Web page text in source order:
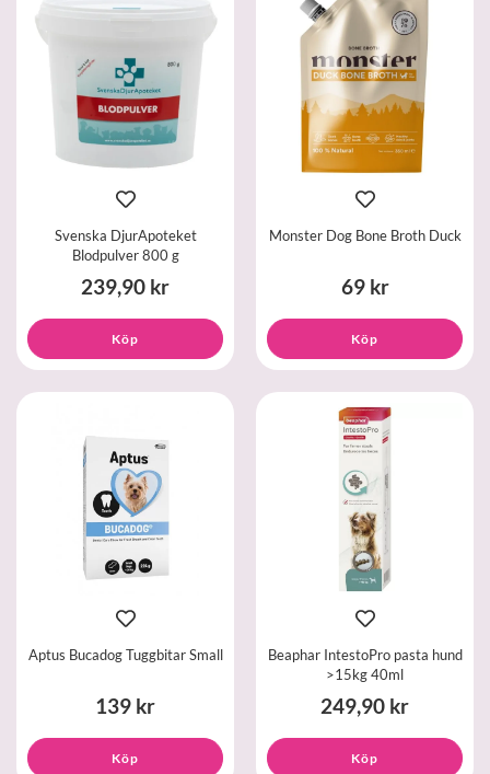
Svenska DjurApoteket
Blodpulver 800 g
239,90 kr
Köp
Monster Dog Bone Broth Duck
69 kr
Köp
Aptus Bucadog Tuggbitar Small
139 kr
Köp
Beaphar IntestoPro pasta hund
>15kg 40ml
249,90 kr
Köp